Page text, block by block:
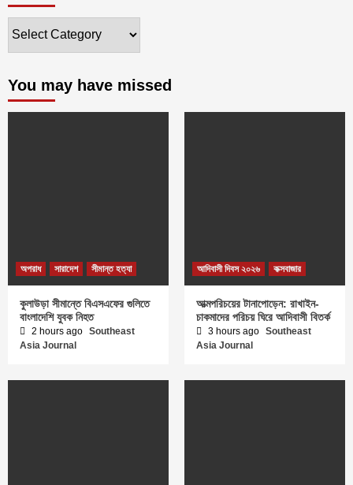
You may have missed
অপরাধ সারাদেশ সীমান্ত হত্যা
কুলাউড়া সীমান্তে বিএসএফের গুলিতে
বাংলাদেশি যুবক নিহত
2 hours ago Southeast
Asia Journal
আদিবাসী দিবস ২০২৬ কক্সবাজার
আত্মপরিচয়ের টানাপোড়েন: রাখাইন-
চাকমাদের পরিচয় ঘিরে আদিবাসী বিতর্ক
3 hours ago Southeast
Asia Journal